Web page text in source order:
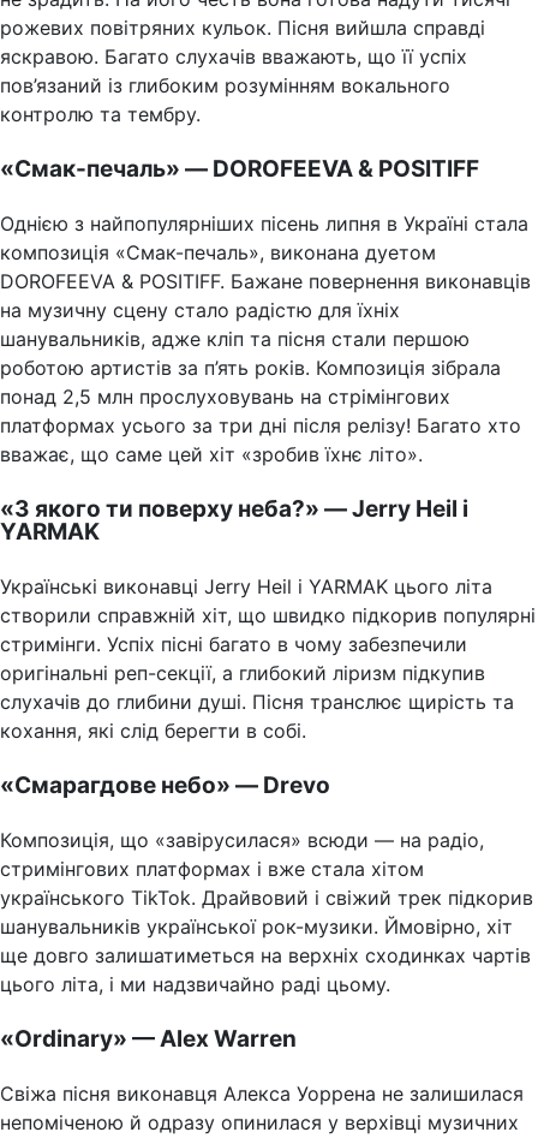
рожевих повітряних кульок. Пісня вийшла справді
яскравою. Багато слухачів вважають, що її успіх
пов’язаний із глибоким розумінням вокального
контролю та тембру.
«Смак-печаль» — DOROFEEVA & POSITIFF
Однією з найпопулярніших пісень липня в Україні стала
композиція «Смак-печаль», виконана дуетом
DOROFEEVA & POSITIFF. Бажане повернення виконавців
на музичну сцену стало радістю для їхніх
шанувальників, адже кліп та пісня стали першою
роботою артистів за п’ять років. Композиція зібрала
понад 2,5 млн прослуховувань на стрімінгових
платформах усього за три дні після релізу! Багато хто
вважає, що саме цей хіт «зробив їхнє літо».
«З якого ти поверху неба?» — Jerry Heil і
YARMAK
Українські виконавці Jerry Heil і YARMAK цього літа
створили справжній хіт, що швидко підкорив популярні
стримінги. Успіх пісні багато в чому забезпечили
оригінальні реп-секції, а глибокий ліризм підкупив
слухачів до глибини душі. Пісня транслює щирість та
кохання, які слід берегти в собі.
«Смарагдове небо» — Drevo
Композиція, що «завірусилася» всюди — на радіо,
стримінгових платформах і вже стала хітом
українського TikTok. Драйвовий і свіжий трек підкорив
шанувальників української рок-музики. Ймовірно, хіт
ще довго залишатиметься на верхніх сходинках чартів
цього літа, і ми надзвичайно раді цьому.
«Ordinary» — Alex Warren
Свіжа пісня виконавця Алекса Уоррена не залишилася
непоміченою й одразу опинилася у верхівці музичних